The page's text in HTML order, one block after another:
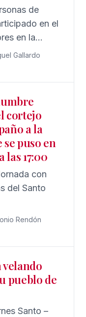
de
en el
en la
viernes
con
Gallardo
cortejo
a la
puso en
las 17:00
con
del Santo
Rendón
velando
pueblo de
Santo –